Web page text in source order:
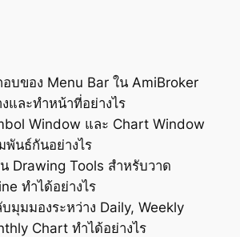
อบของ Menu Bar ใน AmiBroker
และทำหน้าที่อย่างไร
Window และ Chart Window
พันธ์กันอย่างไร
น Drawing Tools สำหรับวาด
ทำได้อย่างไร
มุมมองระหว่าง Daily, Weekly
Chart ทำได้อย่างไร